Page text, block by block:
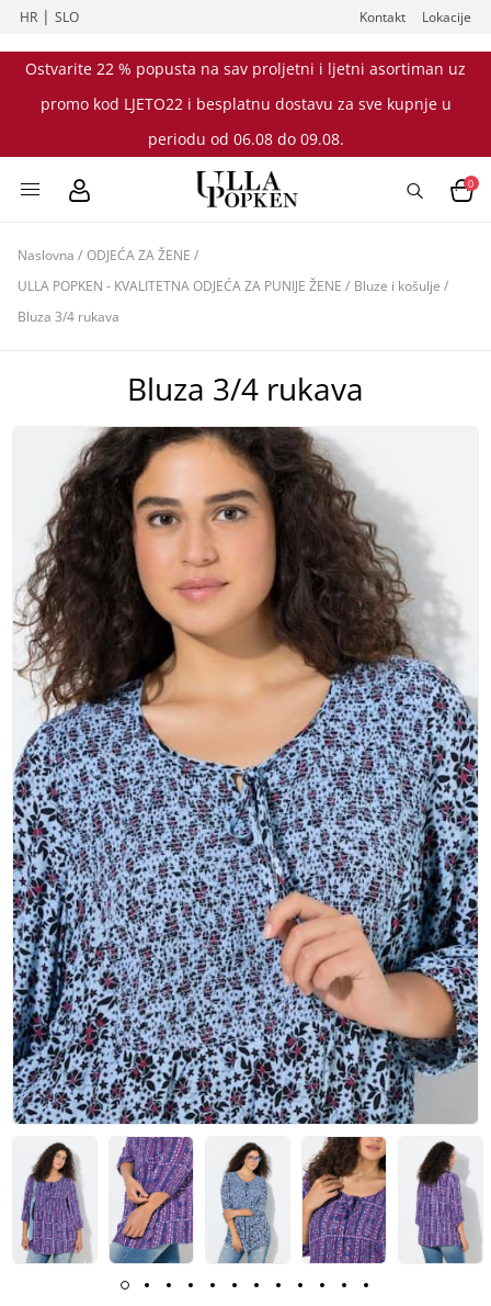
HR |SLO Kontakt Lokacije
Ostvarite 22 % popusta na sav proljetni i ljetni asortiman uz
promo kod LJETO22 i besplatnu dostavu za sve kupnje u
periodu od 06.08 do 09.08.
0
Naslovna / ODJEĆA ZA ŽENE /
ULLA POPKEN - KVALITETNA ODJEĆA ZA PUNIJE ŽENE / Bluze i košulje /
Bluza 3/4 rukava
Bluza 3/4 rukava